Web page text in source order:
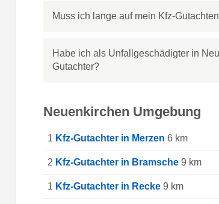
Muss ich lange auf mein Kfz-
Habe ich als Unfallgeschädigter in
Gutachter?
Neuenkirchen Umgebung
1 Kfz-Gutachter in Merzen 6 km
2 Kfz-Gutachter in Bramsche9 km
1 Kfz-Gutachter in Recke9 km